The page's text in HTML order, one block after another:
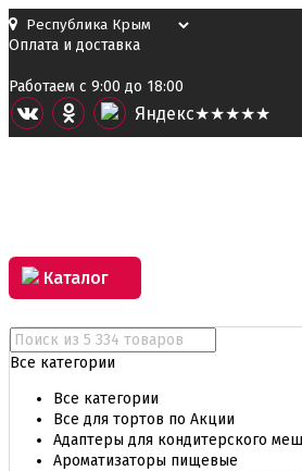
Оплата и доставка
Работаем с 9:00 до 18:00
Яндекс★★★★★
Каталог
Все категории
Все категории
Все для тортов по Акции
Адаптеры для кондитерского
Ароматизаторы пищевые